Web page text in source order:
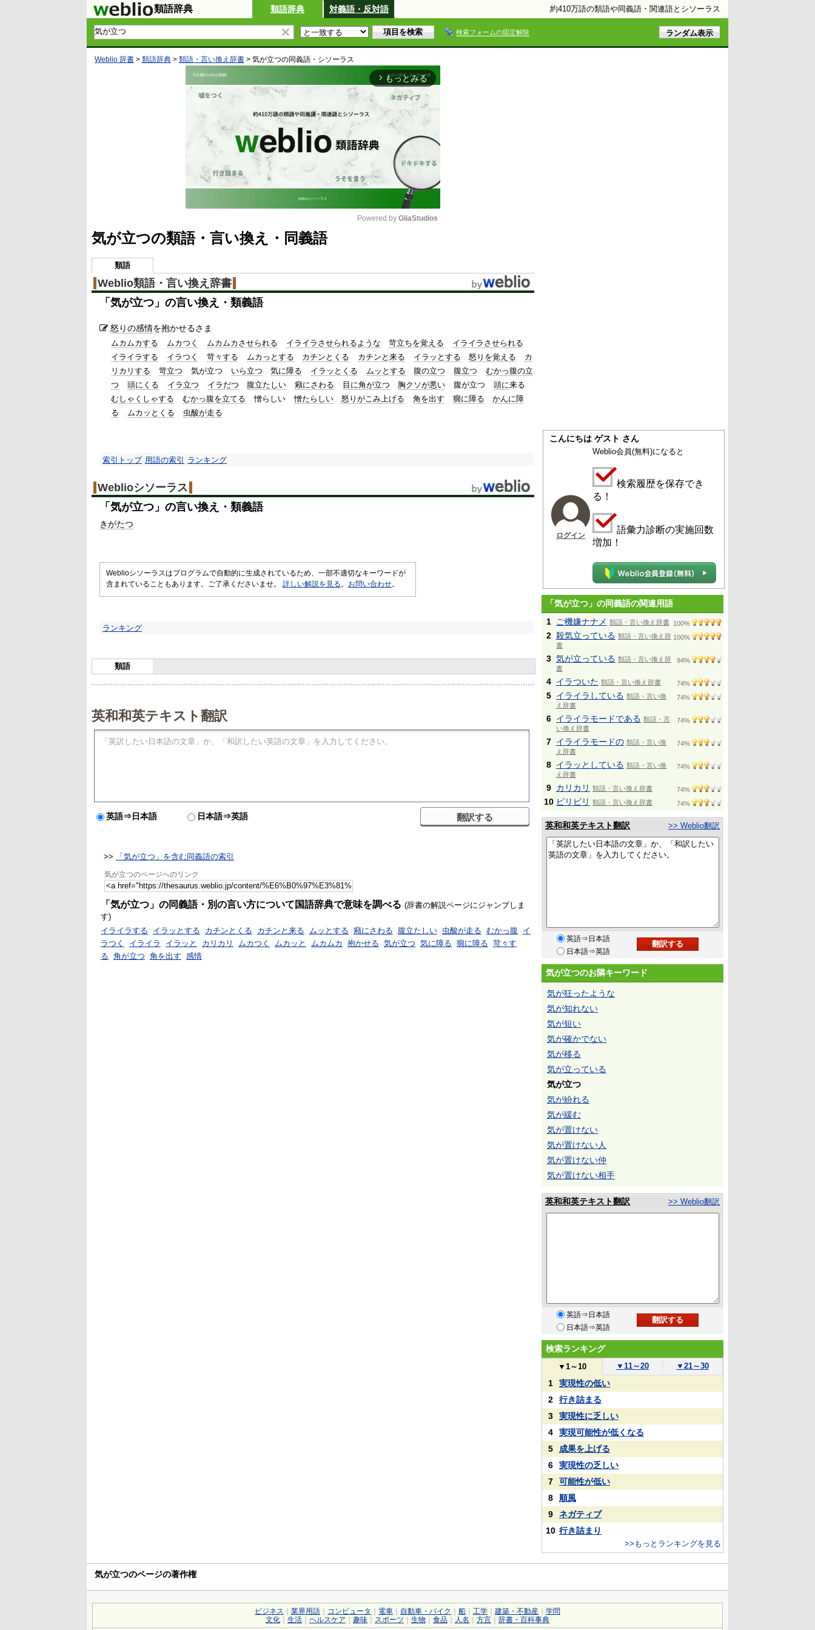
類語辞典 類語辞典 対義語・反対語 約410万語の類語や同義語・関連語とシソーラス
検索フォームの固定解除
Weblio 辞書 > 類語辞典 > 類語・言い換え辞書 > 気が立つの同義語・シソーラス
arrow_forward_ios もっとみる
Powered by GliaStudios
気が立つの類語・言い換え・同義語
類語
Weblio類語・言い換え辞書
「 気が立つ 」の言い換え・類義語
怒りの感情を抱かせるさま
ムカムカする ムカつく ムカムカさせられる イライラさせられるような 苛立ちを覚える
イライラさせられる
イライラする
イラつく 苛々する ムカっとする カチンとくる カチンと来る イラッとする 怒りを覚える
カ
リカリする
苛立つ 気が立つ いら立つ 気に障る イラッとくる ムッとする 腹の立つ 腹立つ
むかっ腹の立
つ
頭にくる イラ立つ イラだつ 腹立たしい 癪にさわる 目に角が立つ 胸クソが悪い 腹が立つ 頭に来る
むしゃくしゃする
むかっ腹を立てる 憎らしい 憎たらしい 怒りがこみ上げる 角を出す 癇に障る
かんに障
る
ムカッとくる 虫酸が走る
索引トップ 用語の索引 ランキング
Weblioシソーラス
「 気が立つ 」の言い換え・類義語
きがたつ
Weblioシソーラスはプログラムで自動的に生成されているため、一部不適切なキーワードが
含まれていることもあります。ご了承くださいませ。 詳しい解説を見る 。 お問い合わせ。
ランキング
類語
英和和英テキスト翻訳
英語⇒日本語 日本語⇒英語
>> 「気が立つ」を含む同義語の索引
気が立つのページへのリンク
「気が立つ」の同義語・別の言い方について国語辞典で意味を調べる (辞書の解説ページにジャンプしま
す)
イライラする
イラッとする カチンとくる カチンと来る ムッとする 癪にさわる 腹立たしい 虫酸が走る むかっ腹
イ
ラつく
イライラ イラッと カリカリ ムカつく ムカッと ムカムカ 抱かせる 気が立つ 気に障る 癇に障る 苛々す
る 角が立つ 角を出す 感情
こんにちは ゲスト さん
ログイン
Weblio会員(無料)になると
検索履歴を保存でき
る！
語彙力診断の実施回数
増加！
「気が立つ」の同義語の関連用語
1
ご機嫌ナナメ 類語・言い換え辞書 100%
2 殺気立っている 類語・言い換え辞
書
100%
3 気が立っている 類語・言い換え辞
書
94%
4 イラついた 類語・言い換え辞書 74%
5 イライラしている 類語・言い換
え辞書
74%
6 イライラモードである 類語・言
い換え辞書
74%
7 イライラモードの 類語・言い換
え辞書
74%
8 イラッとしている 類語・言い換
え辞書
74%
9 カリカリ 類語・言い換え辞書 74%
10 ピリピリ 類語・言い換え辞書 74%
英和和英テキスト翻訳 >> Weblio翻訳
英語⇒日本語
日本語⇒英語
気が立つのお隣キーワード
気が狂ったような
気が知れない
気が短い
気が確かでない
気が移る
気が立っている
気が立つ
気が紛れる
気が緩む
気が置けない
気が置けない人
気が置けない仲
気が置けない相手
英和和英テキスト翻訳 >> Weblio翻訳
英語⇒日本語
日本語⇒英語
検索ランキング
▼ 1～10 ▼ 11～20 ▼ 21～30
1
実現性の低い
2
行き詰まる
3
実現性に乏しい
4
実現可能性が低くなる
5
成果を上げる
6
実現性の乏しい
7
可能性が低い
8
順風
9
ネガティブ
10 行き詰まり
>>もっとランキングを見る
気が立つのページの著作権
ビジネス 業界用語 コンピュータ 電車 自動車・バイク 船 工学 建築・不動産
学問
文化
生活 ヘルスケア 趣味 スポーツ 生物 食品 人名 方言 辞書・百科事典